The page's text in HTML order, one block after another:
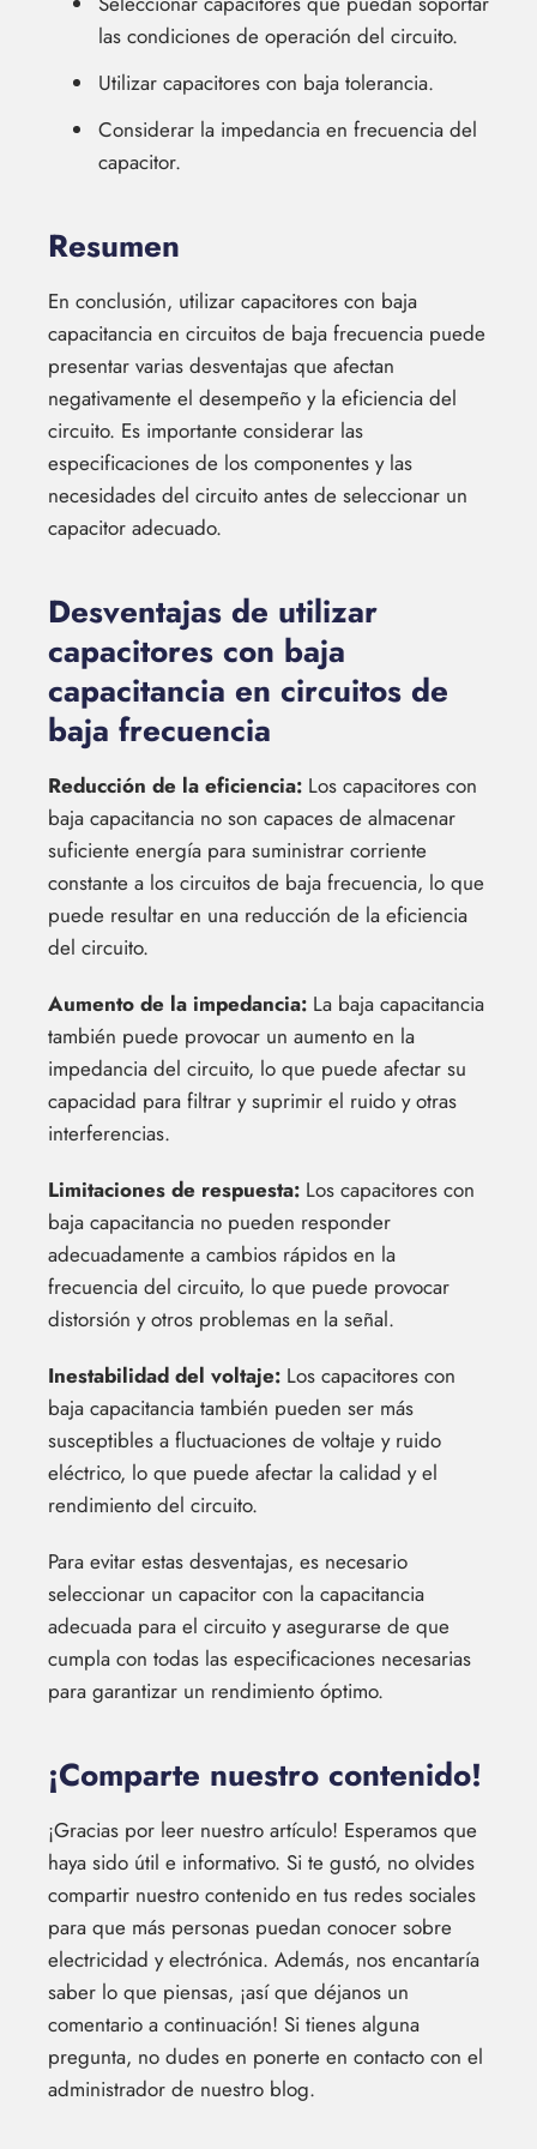
las condiciones de operación del circuito.
Utilizar capacitores con baja tolerancia.
Considerar la impedancia en frecuencia del
capacitor.
Resumen
En conclusión, utilizar capacitores con baja
capacitancia en circuitos de baja frecuencia puede
presentar varias desventajas que afectan
negativamente el desempeño y la eficiencia del
circuito. Es importante considerar las
especificaciones de los componentes y las
necesidades del circuito antes de seleccionar un
capacitor adecuado.
Desventajas de utilizar
capacitores con baja
capacitancia en circuitos de
baja frecuencia
Reducción de la eficiencia: Los capacitores con
baja capacitancia no son capaces de almacenar
suficiente energía para suministrar corriente
constante a los circuitos de baja frecuencia, lo que
puede resultar en una reducción de la eficiencia
del circuito.
Aumento de la impedancia: La baja capacitancia
también puede provocar un aumento en la
impedancia del circuito, lo que puede afectar su
capacidad para filtrar y suprimir el ruido y otras
interferencias.
Limitaciones de respuesta: Los capacitores con
baja capacitancia no pueden responder
adecuadamente a cambios rápidos en la
frecuencia del circuito, lo que puede provocar
distorsión y otros problemas en la señal.
Inestabilidad del voltaje: Los capacitores con
baja capacitancia también pueden ser más
susceptibles a fluctuaciones de voltaje y ruido
eléctrico, lo que puede afectar la calidad y el
rendimiento del circuito.
Para evitar estas desventajas, es necesario
seleccionar un capacitor con la capacitancia
adecuada para el circuito y asegurarse de que
cumpla con todas las especificaciones necesarias
para garantizar un rendimiento óptimo.
¡Comparte nuestro contenido!
¡Gracias por leer nuestro artículo! Esperamos que
haya sido útil e informativo. Si te gustó, no olvides
compartir nuestro contenido en tus redes sociales
para que más personas puedan conocer sobre
electricidad y electrónica. Además, nos encantaría
saber lo que piensas, ¡así que déjanos un
comentario a continuación! Si tienes alguna
pregunta, no dudes en ponerte en contacto con el
administrador de nuestro blog.